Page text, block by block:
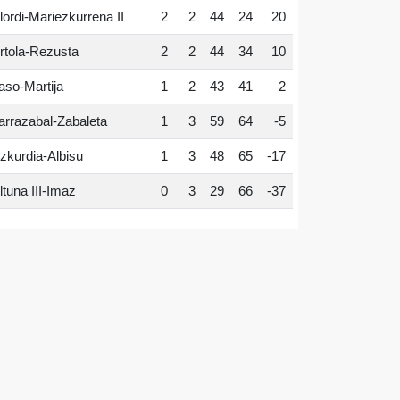
Mariezkurrena II 2 2 44 24 20
Rezusta 2 2 44 34 10
Martija 1 2 43 41 2
Zabaleta 1 3 59 64 -5
Albisu 1 3 48 65 -17
III-Imaz 0 3 29 66 -37